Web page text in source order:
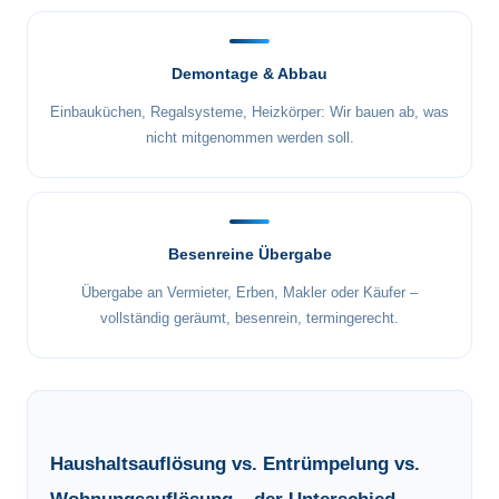
Demontage & Abbau
Einbauküchen, Regalsysteme, Heizkörper: Wir bauen ab, was
nicht mitgenommen werden soll.
Besenreine Übergabe
Übergabe an Vermieter, Erben, Makler oder Käufer –
vollständig geräumt, besenrein, termingerecht.
Haushaltsauflösung vs. Entrümpelung vs.